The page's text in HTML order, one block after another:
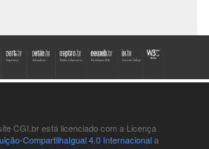
CGI.br está licenciado com a Licença
CompartilhaIgual 4.0 Internacionala